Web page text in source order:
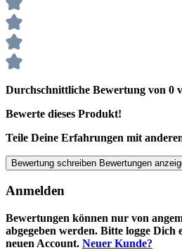
Durchschnittliche Bewertung von 0
Bewerte dieses Produkt!
Teile Deine Erfahrungen mit
Bewertung schreiben Bewertungen
Anmelden
Bewertungen können nur von
abgegeben werden. Bitte logge Dich
neuen Account. Neuer Kunde?